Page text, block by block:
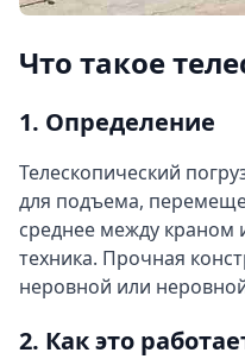
Что такое
1. Определение
Телескопический
для подъема,
среднее между краном
техника. Прочная
неровной или
2. Как это